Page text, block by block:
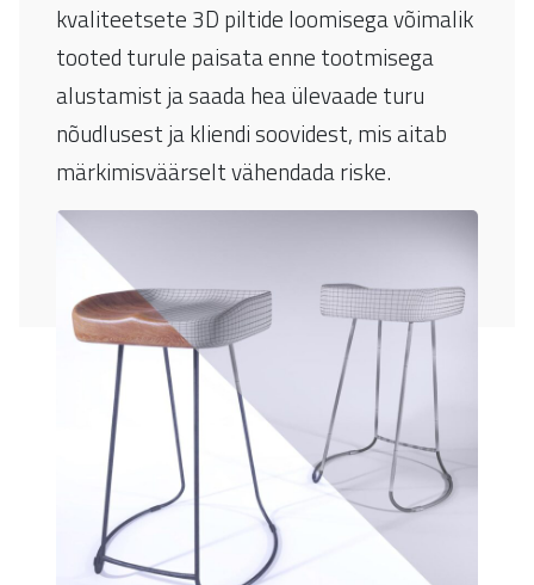
kvaliteetsete 3D piltide loomisega võimalik
tooted turule paisata enne tootmisega
alustamist ja saada hea ülevaade turu
nõudlusest ja kliendi soovidest, mis aitab
märkimisväärselt vähendada riske.